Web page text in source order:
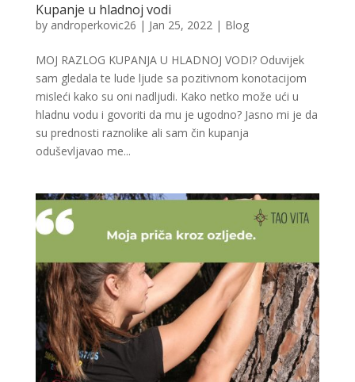
Kupanje u hladnoj vodi
by androperkovic26 | Jan 25, 2022| Blog
MOJ RAZLOG KUPANJA U HLADNOJ VODI? Oduvijek
sam gledala te lude ljude sa pozitivnom konotacijom
misleći kako su oni nadljudi. Kako netko može ući u
hladnu vodu i govoriti da mu je ugodno? Jasno mi je da
su prednosti raznolike ali sam čin kupanja
oduševljavao me...